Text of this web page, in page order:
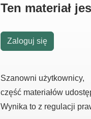
Ten materiał
Zaloguj się
Szanowni użytkownicy,
część materiałów
Wynika to z regulacji